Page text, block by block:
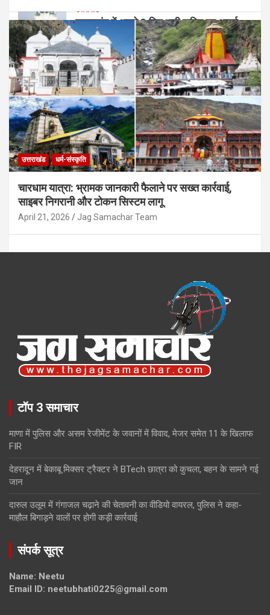
उत्तराखंड में अगले 3 दिन भारी बारिश का अलर्ट,
कई जिलों में ऑरेंज-येलो चेतावनी; यात्रा में बरतें
सावधानी
August 9, 2026 Jag Samachar Team
उत्तराखंड धर्म-संस्कृति
चारधाम यात्रा: भ्रामक जानकारी फैलाने पर सख्त कार्रवाई,
साइबर निगरानी और टोकन सिस्टम लागू
April 21, 2026 Jag Samachar Team
टॉप 3 समाचार
माणा में पुलिस और असम रेजीमेंट के जवानों में विवाद, मेजर समेत 11 के खिलाफ
FIR
देहरादून में बेकाबू मिक्सर ट्रैक्टर ने BTech छात्रा को कुचला, बहन के सामने गई
जान
दारुल उलूम में गंगाजल चढ़ाने की चेतावनी का वीडियो वायरल, पुलिस ने कहा-
माहौल बिगाड़ने वालों पर होगी कड़ी कार्रवाई
संपर्क सूत्र
Name: Neetu
Email ID: neetubhati0225@gmail.com